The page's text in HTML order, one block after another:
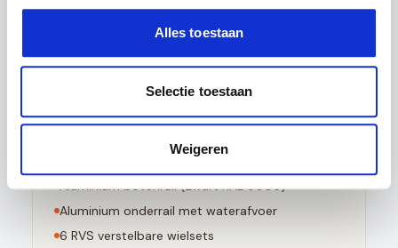
Alles toestaan
Selectie toestaan
Weigeren
Bij breuk in kleine stompe stukjes valt
Voldoet aan EN 12150-1 norm
Dit pakket bevat
stuks 10mm geharde glaspanelen
Aluminium bovenrail (Zwart RAL 9005)
Aluminium onderrail met waterafvoer
6 RVS verstelbare wielsets